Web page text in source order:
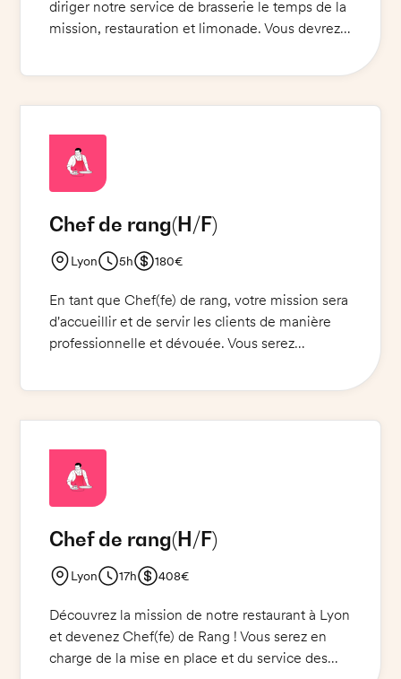
diriger notre service de brasserie le temps de la
mission, restauration et limonade. Vous devrez
service de qualité. Si vous avez un gilet
papillon. Nous espèrons que vous accepeterez
cette belle mission !
Chef de rang(H/F)
Lyon 5h 180€
En tant que Chef(fe) de rang, votre mission sera
d'accueillir et de servir les clients de manière
professionnelle et dévouée. Vous serez
la présentation des plats, et assurerez le bon
maintenir l'organisation et la propreté des salles
et des cuisines. Une excellente présentation et
une attitude chaleureuse sont essentielles pour
Chef de rang(H/F)
Lyon 17h 408€
Découvrez la mission de notre restaurant à Lyon
et devenez Chef(fe) de Rang ! Vous serez en
charge de la mise en place et du service des